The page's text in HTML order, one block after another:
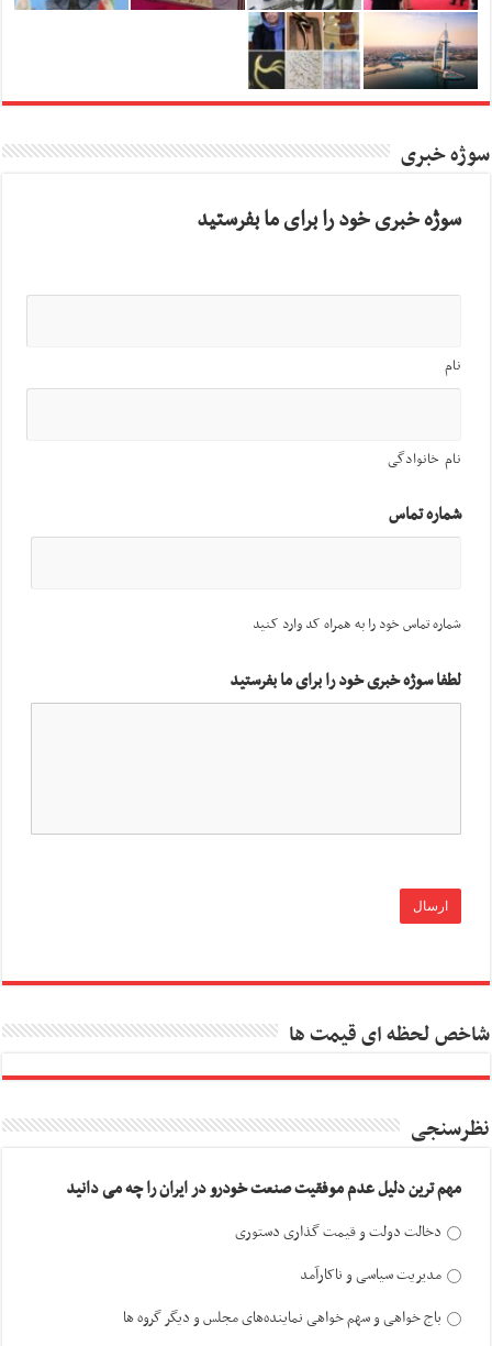
سوژه خبری
سوژه خبری خود را برای ما بفرستید
نام
نام خانوادگی
شماره تماس
شماره تماس خود را به همراه کد وارد کنید
لطفا سوژه خبری خود را برای ما بفرستید
شاخص لحظه ای قیمت ها
نظرسنجی
مهم ترین دلیل عدم موفقیت صنعت خودرو در ایران را چه می دانید
دخالت دولت و قیمت گذاری دستوری
مدیریت سیاسی و ناکارآمد
باج خواهی و سهم خواهی نماینده‌های مجلس و دیگر گروه ها